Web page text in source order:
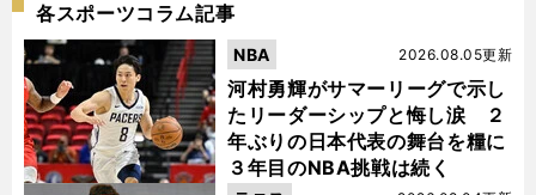
各スポーツコラム記事
河村勇輝がサマーリーグで示し
たリーダーシップと悔し涙 ２
年ぶりの日本代表の舞台を糧に
３年目のNBA挑戦は続く
2026.08.05更新
NBA